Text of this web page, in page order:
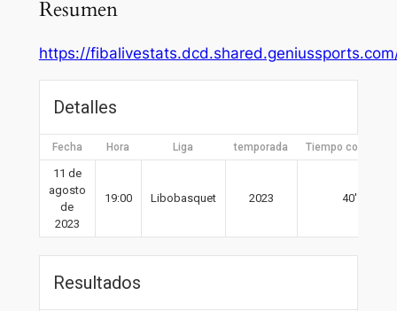
Resumen
https://
Detalles
Fecha Hora Liga temporada Tiempo completo
11 de
agosto
de
2023
19:00 Libobasquet 2023 40′
Resultados